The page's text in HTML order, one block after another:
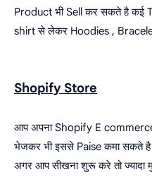
Product भी Sell कर सकते है कई
shirt से लेकर Hoodies ,
Shopify Store
आप अपना Shopify E
भेजकर भी इससे Paise कमा सकते है
अगर आप सीखना शुरू करे तो ज्यादा